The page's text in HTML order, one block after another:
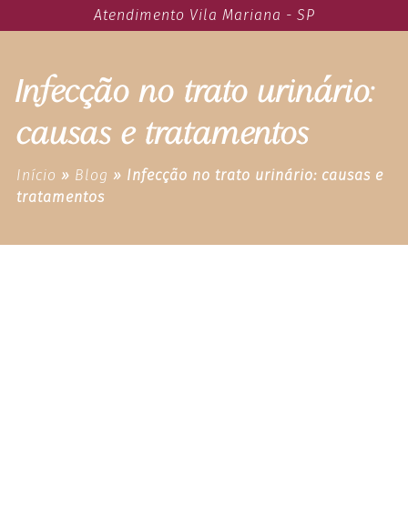
Atendimento Vila Mariana - SP
Infecção no trato urinário:
causas e tratamentos
Início » Blog » Infecção no trato urinário: causas e
tratamentos